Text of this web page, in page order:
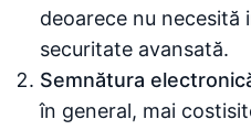
deoarece nu
securitate avansată.
Semnătura
în general, mai